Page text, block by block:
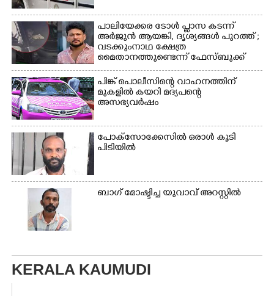
പാലിയേക്കര ടോൾ പ്ലാസ കടന്ന്
അർജുൻ ആയങ്കി,​ ദൃശ്യങ്ങൾ പുറത്ത് ;
വടക്കുംനാഥ ക്ഷേത്ര
മൈതാനത്തുണ്ടെന്ന് ഫേസ്ബുക്ക്
പോസ്റ്റ്
പിങ്ക് പൊലീസിന്റെ വാഹനത്തിന്
മുകളിൽ കയറി മദ്യപന്റെ
അസഭ്യവ‌ർഷം
പോക്സോക്കേസിൽ ഒരാൾ കൂടി
പിടിയിൽ
ബാഗ് മോഷ്ടിച്ച യുവാവ് അറസ്റ്റിൽ
KERALA KAUMUDI